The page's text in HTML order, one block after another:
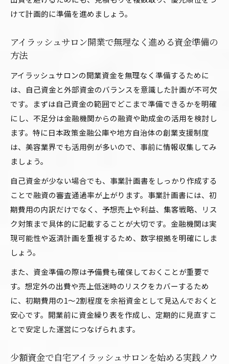
けて計画的に準備を進めましょう。
アイラッシュサロン開業で無理なく進める資金準備の
方法
アイラッシュサロンの開業資金を無理なく準備するために
は、自己資金と外部資金のバランスを意識した計画が不可欠
です。まずは自己資金の範囲でどこまで準備できるかを明確
にし、不足分は金融機関からの融資や助成金の活用を検討し
ます。特に日本政策金融公庫や地方自治体の創業支援制度
は、美容業界でも活用例が多いので、事前に情報収集してみ
ましょう。
自己資金が少ない場合でも、事業計画書をしっかり作成する
ことで融資の審査通過率が上がります。事業計画書には、初
期費用の内訳だけでなく、予想売上や利益、集客戦略、リス
ク対策まで具体的に記載することが大切です。金融機関は実
現可能性や返済計画を重視するため、数字根拠を明確にしま
しょう。
また、資金準備の際は予備費も確保しておくことが重要で
す。想定外の出費や売上低迷時のリスクをカバーするため
に、初期費用の1〜2割程度を余裕資金として見込んでおくと
安心です。開業前に資金繰り表を作成し、定期的に見直すこ
とで安定した運営につなげられます。
少額資金で自宅アイラッシュサロンを始める実践ノウ